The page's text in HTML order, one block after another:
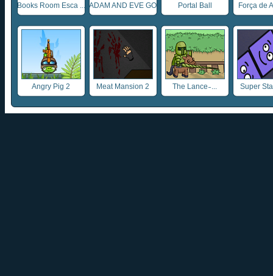
Books Room Esca ... ADAM AND EVE GO
...
Portal Ball Força de
Angry Pig 2 Meat Mansion 2 The Lance ̵ ... Super